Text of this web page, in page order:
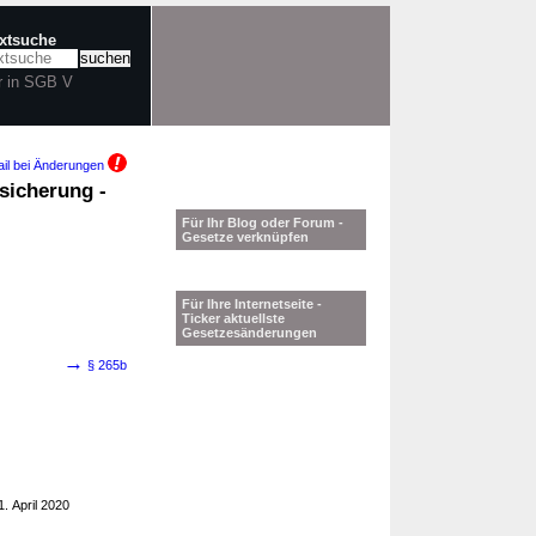
in SGB V
bei Änderungen
-
→ § 265b
April 2020
Für Ihr Blog oder Forum -
Gesetze verknüpfen
Für Ihre Internetseite -
Ticker aktuellste
Gesetzesänderungen